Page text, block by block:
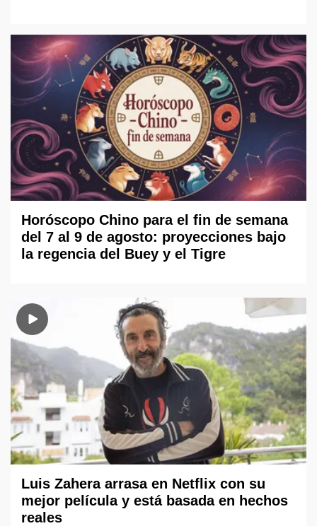
Horóscopo Chino para el fin de semana
del 7 al 9 de agosto: proyecciones bajo
la regencia del Buey y el Tigre
Luis Zahera arrasa en Netflix con su
mejor película y está basada en hechos
reales